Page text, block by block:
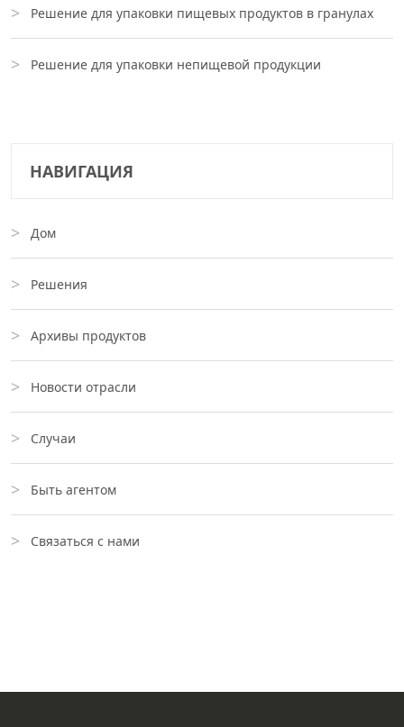
Решение для упаковки пищевых продуктов в гранулах
Решение для упаковки непищевой продукции
НАВИГАЦИЯ
Дом
Решения
Архивы продуктов
Новости отрасли
Случаи
Быть агентом
Связаться с нами